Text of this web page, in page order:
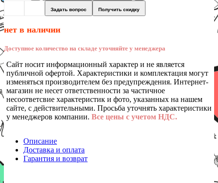
Задать вопрос Получить скидку
нет в наличии
Доступное количество на складе уточняйте у менеджера
Сайт носит информационный характер и не является
публичной офертой. Характеристики и комплектация могут
изменяться производителем без предупреждения. Интернет-
магазин не несет ответственности за частичное
несоответсвие характеристик и фото, указанных на нашем
сайте, с действительными. Просьба уточнять характеристики
у менеджеров компании. Все цены с учетом НДС.
Описание
Доставка и оплата
Гарантия и возврат